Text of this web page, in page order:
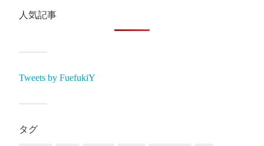
人気記事
Tweets by FuefukiY
タグ